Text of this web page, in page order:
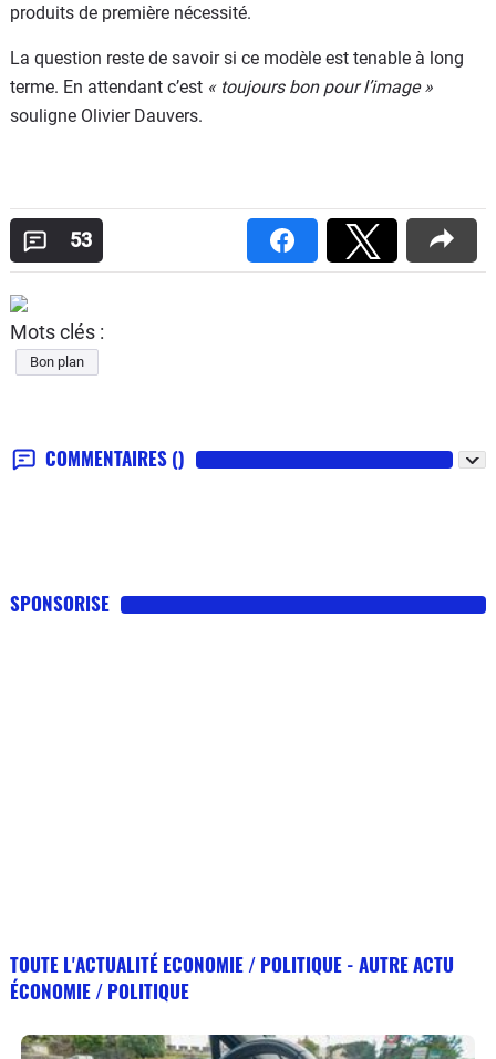
produits de première nécessité.
La question reste de savoir si ce modèle est tenable à long
terme. En attendant c’est « toujours bon pour l’image »
souligne Olivier Dauvers.
53
Mots clés :
Bon plan
COMMENTAIRES ()
SPONSORISE
TOUTE L'ACTUALITÉ ECONOMIE / POLITIQUE - AUTRE ACTU
ÉCONOMIE / POLITIQUE